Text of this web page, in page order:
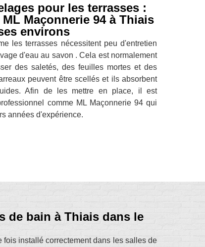
pour les terrasses :
Maçonnerie 94 à Thiais
environs
les terrasses nécessitent peu d'entretien
d'eau au savon . Cela est normalement
des saletés, des feuilles mortes et des
peuvent être scellés et ils absorbent
Afin de les mettre en place, il est
comme ML Maçonnerie 94 qui
années d'expérience.
de bain à Thiais dans le
installé correctement dans les salles de